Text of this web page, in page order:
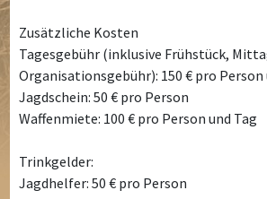
Zusätzliche Kosten
Tagesgebühr (inklusive Frühstück,
Organisationsgebühr): 150 € pro Person
Jagdschein: 50 € pro Person
Waffenmiete: 100 € pro Person und Tag
Trinkgelder:
Jagdhelfer: 50 € pro Person